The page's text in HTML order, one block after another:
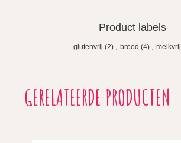
Product labels
glutenvrij (2) , brood (4) , melkvrij
GERELATEERDE PRODUCTEN